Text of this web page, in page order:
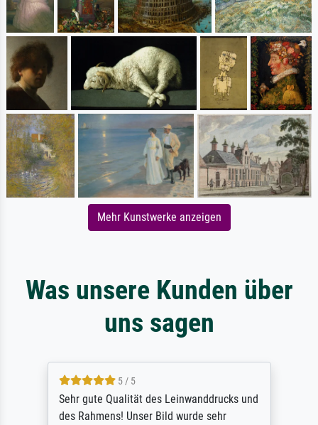
Mehr Kunstwerke anzeigen
Was unsere Kunden über
uns sagen
5 / 5
Sehr gute Qualität des Leinwanddrucks und
des Rahmens! Unser Bild wurde sehr